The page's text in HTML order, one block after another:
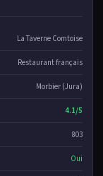
La Taverne Comtoise
Restaurant français
Morbier (Jura)
4.1/5
803
Oui